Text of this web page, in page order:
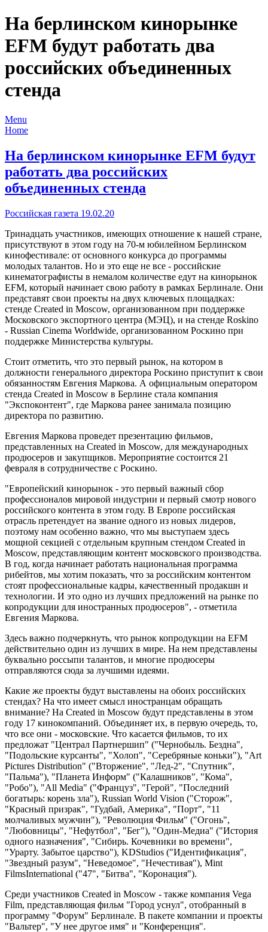
На берлинском кинорынке
EFM будут работать два
российских объединенных
стенда
Menu
Home
На берлинском кинорынке EFM будут
работать два российских
объединенных стенда
Российская газета 19.02.20
Тринадцать участников, имеющих отношение к нашей стране,
присутствуют в этом году на 70-м юбилейном Берлинском
кинофестивале: от основного конкурса до программы
молодых талантов. Но и это еще не все - российские
кинематографисты в немалом количестве едут на кинорынок
EFM, который начинает свою работу в рамках Берлинале. Они
представят свои проекты на двух ключевых площадках:
стенде Created in Moscow, организованном при поддержке
Московского экспортного центра (МЭЦ), и на стенде Roskino
- Russian Cinema Worldwide, организованном Роскино при
поддержке Министерства культуры.
Стоит отметить, что это первый рынок, на котором в
должности генерального директора Роскино приступит к свои
обязанностям Евгения Маркова. А официальным оператором
стенда Created in Moscow в Берлине стала компания
"Экспоконтент", где Маркова ранее занимала позицию
директора по развитию.
Евгения Маркова проведет презентацию фильмов,
представленных на Created in Moscow, для международных
продюсеров и закупщиков. Мероприятие состоится 21
февраля в сотрудничестве с Роскино.
"Европейский кинорынок - это первый важный сбор
профессионалов мировой индустрии и первый смотр нового
российского контента в этом году. В Европе российская
отрасль претендует на звание одного из новых лидеров,
поэтому нам особенно важно, что мы выступаем здесь
мощной секцией с отдельным крупным стендом Created in
Moscow, представляющим контент московского производства.
В год, когда начинает работать национальная программа
рибейтов, мы хотим показать, что за российским контентом
стоят профессиональные кадры, качественный продакшн и
технологии. И это одно из лучших предложений на рынке по
копродукции для иностранных продюсеров", - отметила
Евгения Маркова.
Здесь важно подчеркнуть, что рынок копродукции на EFM
действительно один из лучших в мире. На нем представлены
буквально россыпи талантов, и многие продюсеры
отправляются сюда за лучшими идеями.
Какие же проекты будут выставлены на обоих российских
стендах? На что имеет смысл иностранцам обращать
внимание? На Created in Moscow будут представлены в этом
году 17 кинокомпаний. Объединяет их, в первую очередь, то,
что все они - московские. Что касается фильмов, то их
предложат "Централ Партнершип" ("Чернобыль. Бездна",
"Подольские курсанты", "Холоп", "Серебряные коньки"), "Art
Pictures Distribution" ("Вторжение", "Лед-2", "Спутник",
"Пальма"), "Планета Информ" ("Калашников", "Кома",
"Робо"), "All Media" ("Француз", "Герой", "Последний
богатырь: корень зла"), Russian World Vision ("Сторож",
"Красный призрак", "Гудбай, Америка", "Порт", "11
молчаливых мужчин"), "Революция Фильм" ("Огонь",
"Любовницы", "Нефутбол", "Бег"), "Один-Медиа" ("История
одного назначения", "Сибирь. Кочевники во времени",
"Урарту. Забытое царство"), KDStudios ("Идентификация",
"Звездный разум", "Неведомое", "Нечестивая"), Mint
FilmsInternational ("47", "Битва", "Коронация").
Среди участников Created in Moscow - также компания Vega
Film, представляющая фильм "Город уснул", отобранный в
программу "Форум" Берлинале. В пакете компании и проекты
"Вальтер", "У нее другое имя" и "Конференция".